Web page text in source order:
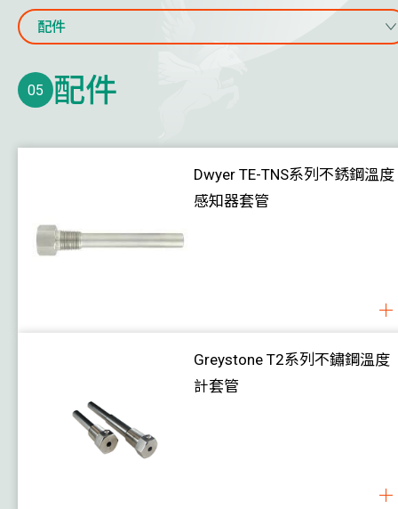
水流量計及能量計
氣體監測
管道型
浸入式
風速
配件
05 配件
Dwyer TE-TNS系列不銹鋼溫度
感知器套管
Greystone T2系列不鏽鋼溫度
計套管